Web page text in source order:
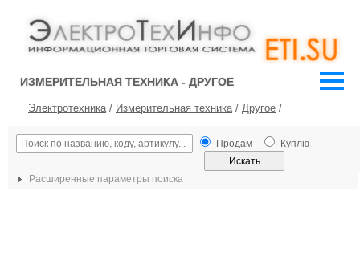
ИЗМЕРИТЕЛЬНАЯ ТЕХНИКА - ДРУГОЕ
Электротехника/ Измерительная техника/ Другое /
Продам Куплю
Расширенные параметры поиска